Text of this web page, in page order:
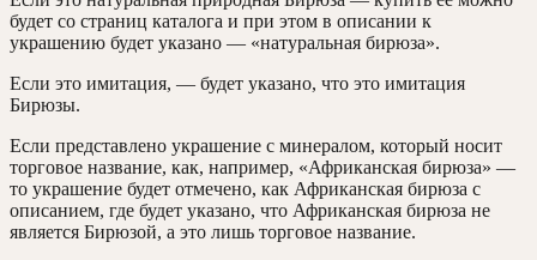
будет со страниц каталога и при этом в описании к
украшению будет указано — «натуральная бирюза».
Если это имитация, — будет указано, что это имитация
Бирюзы.
Если представлено украшение с минералом, который носит
торговое название, как, например, «Африканская бирюза» —
то украшение будет отмечено, как Африканская бирюза с
описанием, где будет указано, что Африканская бирюза не
является Бирюзой, а это лишь торговое название.